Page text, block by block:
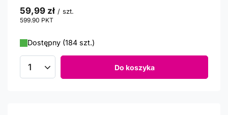
59,99 zł / szt.
599.90 PKT
Dostępny (184 szt.)
Ilość produktów Do koszyka